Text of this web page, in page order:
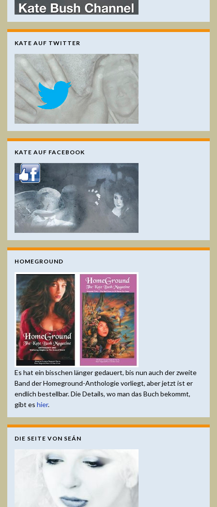
KATE AUF TWITTER
KATE AUF FACEBOOK
HOMEGROUND
Es hat ein bisschen länger gedauert, bis nun auch der zweite
Band der Homeground-Anthologie vorliegt, aber jetzt ist er
endlich bestellbar. Die Details, wo man das Buch bekommt,
gibt es hier.
DIE SEITE VON SEÁN